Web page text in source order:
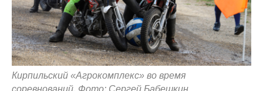
Кирпильский «Агрокомплекс» во время
соревнований. Фото: Сергей Бабешкин